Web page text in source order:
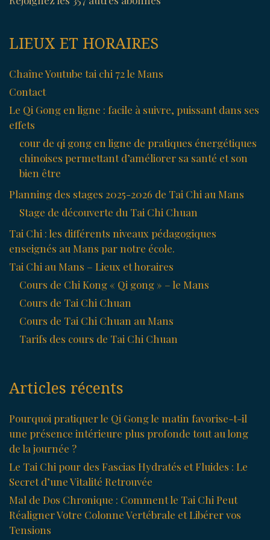
LIEUX ET HORAIRES
Chaîne Youtube tai chi 72 le Mans
Contact
Le Qi Gong en ligne : facile à suivre, puissant dans ses
effets
cour de qi gong en ligne de pratiques énergétiques
chinoises permettant d’améliorer sa santé et son
bien être
Planning des stages 2025-2026 de Tai Chi au Mans
Stage de découverte du Tai Chi Chuan
Tai Chi : les différents niveaux pédagogiques
enseignés au Mans par notre école.
Tai Chi au Mans – Lieux et horaires
Cours de Chi Kong « Qi gong » – le Mans
Cours de Tai Chi Chuan
Cours de Tai Chi Chuan au Mans
Tarifs des cours de Tai Chi Chuan
Articles récents
Pourquoi pratiquer le Qi Gong le matin favorise-t-il
une présence intérieure plus profonde tout au long
de la journée ?
Le Tai Chi pour des Fascias Hydratés et Fluides : Le
Secret d’une Vitalité Retrouvée
Mal de Dos Chronique : Comment le Tai Chi Peut
Réaligner Votre Colonne Vertébrale et Libérer vos
Tensions